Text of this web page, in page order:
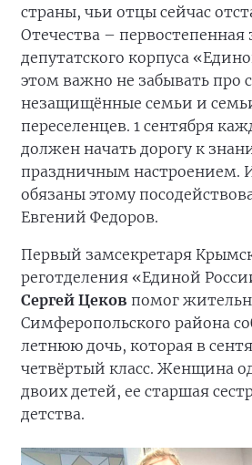
страны, чьи отцы сейчас
Отечества – первостепенная
депутатского корпуса
этом важно не забывать про
незащищённые семьи и
переселенцев. 1 сентября
должен начать дорогу к
праздничным настроением.
обязаны этому
Евгений Федоров.
Первый замсекретаря
реготделения «Единой
Сергей Цеков помог
Симферопольского района
летнюю дочь, которая в
четвёртый класс. Женщина
двоих детей, ее старшая
детства.